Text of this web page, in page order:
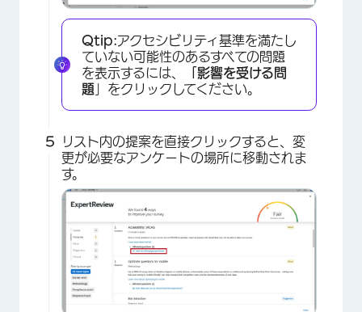
×
Qtip:アクセシビリティ基準を満たし
ていない可能性のあるすべての問題
を表示するには、
「影響を受ける問
題 」をクリックしてください。
リスト内の提案を直接クリックすると、変
更が必要なアンケートの場所に移動されま
す。